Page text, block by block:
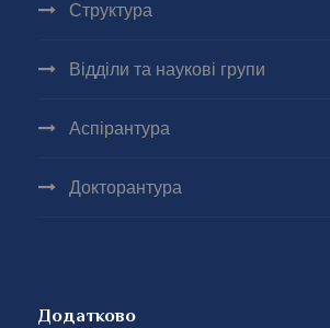
Структура
Відділи та наукові групи
Аспірантура
Докторантура
Додатково